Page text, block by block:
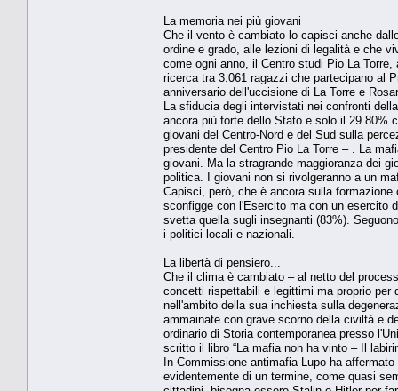
La memoria nei più giovani
Che il vento è cambiato lo capisci anche
ordine e grado, alle lezioni di legalità e che
come ogni anno, il Centro studi Pio La
ricerca tra 3.061 ragazzi che partecipano al
anniversario dell'uccisione di La Torre e
La sfiducia degli intervistati nei confronti
ancora più forte dello Stato e solo il 29.80%
giovani del Centro-Nord e del Sud sulla
presidente del Centro Pio La Torre – . La
giovani. Ma la stragrande maggioranza dei
politica. I giovani non si rivolgeranno a un
Capisci, però, che è ancora sulla
sconfigge con l'Esercito ma con un esercito
svetta quella sugli insegnanti (83%).
i politici locali e nazionali.
La libertà di pensiero...
Che il clima è cambiato – al netto del
concetti rispettabili e legittimi ma proprio per
nell'ambito della sua inchiesta sulla
ammainate con grave scorno della civiltà e
ordinario di Storia contemporanea presso
scritto il libro “La mafia non ha vinto – Il
In Commissione antimafia Lupo ha
evidentemente di un termine, come quasi